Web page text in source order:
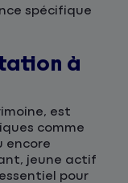
spécifique
à
est
comme
encore
jeune actif
pour